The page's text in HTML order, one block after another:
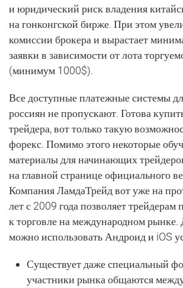
и юридический риск владения
на гонконгской бирже. При этом
комиссии брокера и вырастает
заявки в зависимости от лота
(минимум 1000$).
Все доступные платежные системы
россиян не пропускают. Готова
трейдера, вот только такую
форекс. Помимо этого некоторые
материалы для начинающих
на главной странице официального
Компания ЛамдаТрейд вот уже на
лет с 2009 года позволяет трейдерам
к торговле на международном рынке.
можно использовать Андроид и iOS
Существует даже специальный
участники рынка общаются